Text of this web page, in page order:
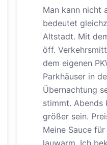
Man kann nicht
bedeutet
Altstadt. Mit
öff.
dem eigenen
Parkhäuser in
Übernachtung
stimmt. Abends
größer sein.
Meine Sauce
lauwarm. Ich